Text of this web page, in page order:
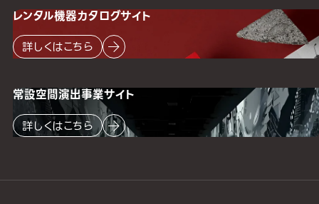
レンタル機器カタログサイト
詳しくはこちら
常設空間演出事業サイト
詳しくはこちら